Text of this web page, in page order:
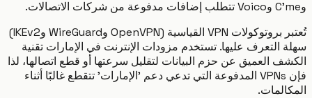
تُعتبر بروتوكولات VPN القياسية (OpenVPN وWireGuard وIKEv2)
التعرف عليها. تستخدم مزودات الإنترنت في الإمارات تقنية
العميق عن حزم البيانات لتقليل سرعتها أو قطع اتصالها، لذا
فإن VPNs المدفوعة التي تدعي دعم 'الإمارات' تتقطع غالبًا أثناء